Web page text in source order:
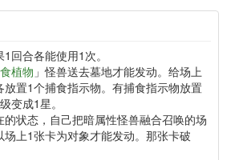
合各能使用1次。
植物 」怪兽送去墓地才能发动。给场上
放置1个捕食指示物。有捕食指示物放置
变成1星。
状态，自己把暗属性怪兽融合召唤的场
上1张卡为对象才能发动。那张卡破